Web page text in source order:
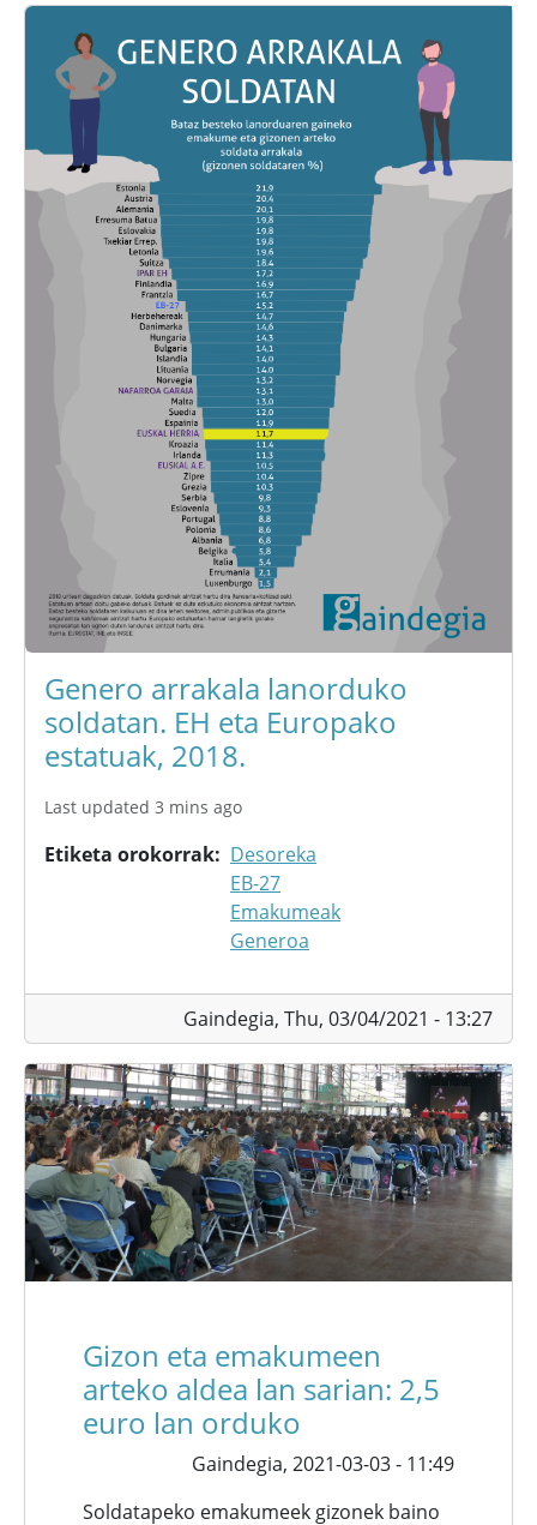
Genero arrakala lanorduko
soldatan. EH eta Europako
estatuak, 2018.
Last updated 3 mins ago
Etiketa orokorrak
Desoreka
EB-27
Emakumeak
Generoa
Gaindegia, Thu, 03/04/2021 - 13:27
Gizon eta emakumeen
arteko aldea lan sarian: 2,5
euro lan orduko
Gaindegia, 2021-03-03 - 11:49
Soldatapeko emakumeek gizonek baino